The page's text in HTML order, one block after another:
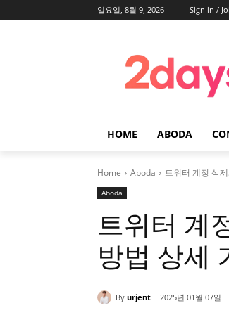
일요일, 8월 9, 2026 Sign in /
HOME ABODA
Home Aboda 트위터 계정 삭
Aboda
트위터 계
방법 상세
By urjent 2025년 01월 07일